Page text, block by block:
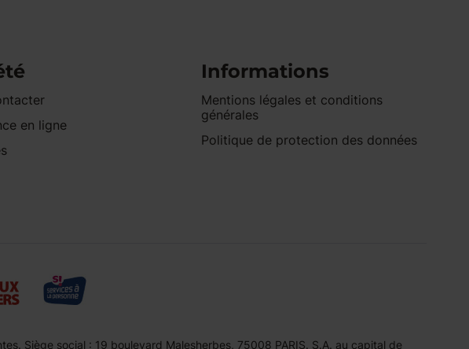
en ligne
Informations
Mentions légales et conditions
générales
Politique de protection des données
Siège social : 19 boulevard Malesherbes, 75008 PARIS. S.A. au capital de